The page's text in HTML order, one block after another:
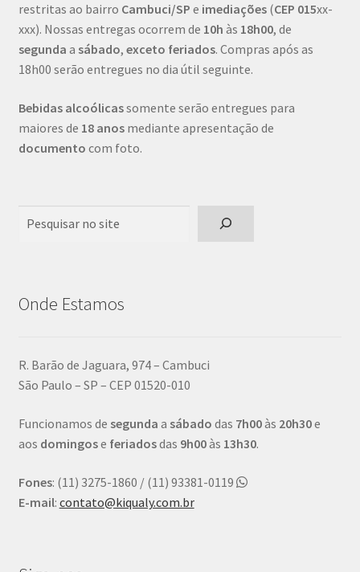
restritas ao bairro Cambuci/SP e imediações(CEP 015xx-
xxx). Nossas entregas ocorrem de 10h às 18h00, de
segunda a sábado, exceto feriados. Compras após as
18h00 serão entregues no dia útil seguinte.
Bebidas alcoólicassomente serão entregues para
maiores de 18 anosmediante apresentação de
documento com foto.
Onde Estamos
R. Barão de Jaguara, 974 – Cambuci
São Paulo – SP – CEP 01520-010
Funcionamos de segunda a sábado das 7h00às 20h30e
aos domingose feriadosdas 9h00às 13h30.
Fones: (11) 3275-1860 / (11) 93381-0119
E-mail: contato@kiqualy.com.br